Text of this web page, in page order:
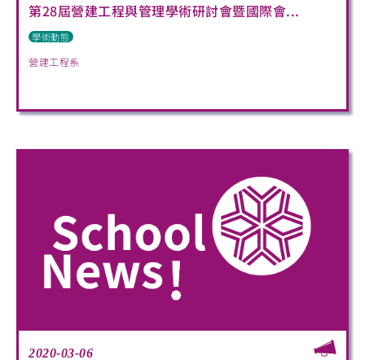
第28屆營建工程與管理學術研討會暨國際會...
學術動態
營建工程系
2020-03-06